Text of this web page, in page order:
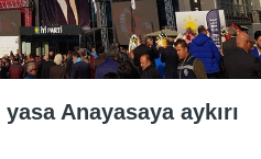
Anayasaya aykırı